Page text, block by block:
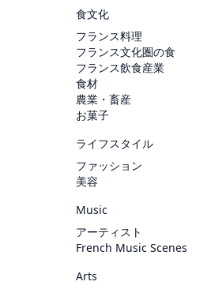
食文化
フランス料理
フランス文化圏の食
フランス飲食産業
食材
農業・畜産
お菓子
ライフスタイル
ファッション
美容
Music
アーティスト
French Music Scenes
Arts